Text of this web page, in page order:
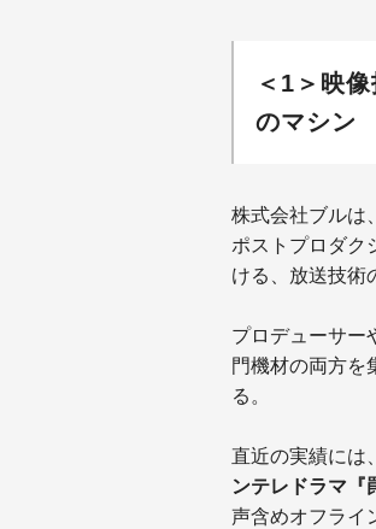
＜1＞映
のマシン
株式会社ブルは
ポストプロダク
ける、放送技術
プロデューサー
門機材の両方を
る。
直近の実績には
ンテレドラマ『
声含めオフライ